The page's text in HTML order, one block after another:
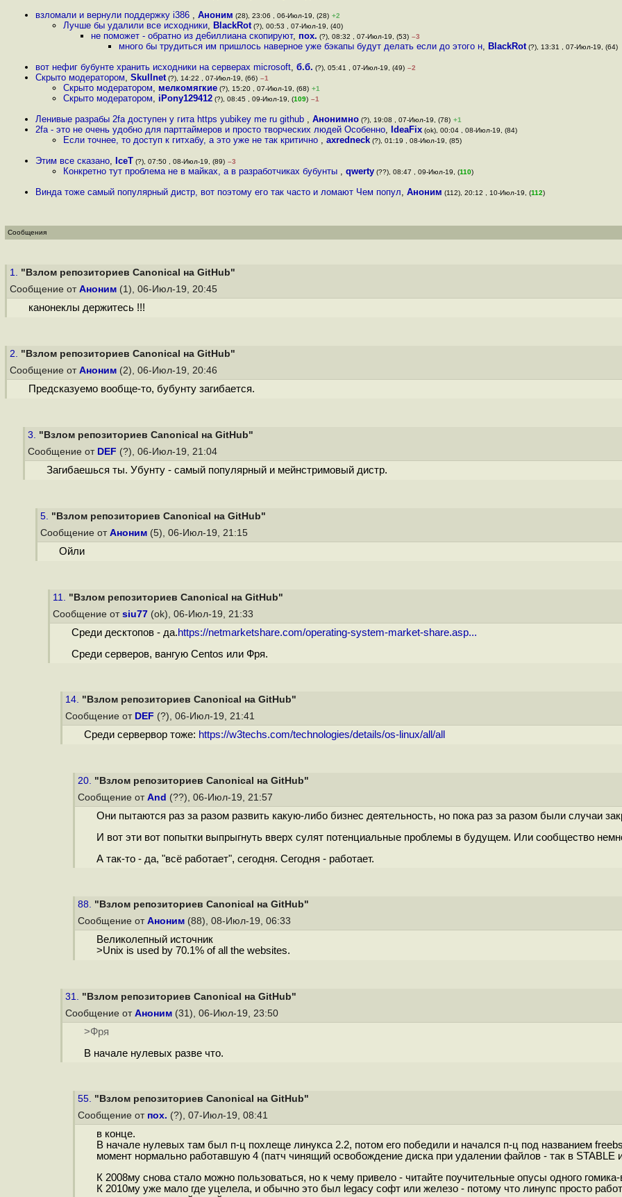
взломали и вернули поддержку i386 , Аноним (28), 23:06 , 06-Июл-19, (28) +2
Лучше бы удалили все исходники, BlackRot (?), 00:53 , 07-Июл-19, (40)
не поможет - обратно из де6иллиана скопируют, пох. (?), 08:32 , 07-Июл-19, (53) –3
много бы трудиться им пришлось наверное уже бэкапы будут делать если до этого н, BlackRot (?), 13:31 , 07-Июл-19, (64)
вот нефиг бубунте хранить исходники на серверах microsoft, б.б. (?), 05:41 , 07-Июл-19, (49) –2
Скрыто модератором, Skullnet (?), 14:22 , 07-Июл-19, (66) –1
Скрыто модератором, мелкомягкие (?), 15:20 , 07-Июл-19, (68) +1
Скрыто модератором, iPony129412 (?), 08:45 , 09-Июл-19, (109) –1
Ленивые разрабы 2fa доступен у гита https yubikey me ru github , Анонимно (?), 19:08 , 07-Июл-19, (78) +1
2fa - это не очень удобно для парттаймеров и просто творческих людей Особенно, IdeaFix (ok), 00:04 , 08-Июл-19, (84)
Если точнее, то доступ к гитхабу, а это уже не так критично , axredneck (?), 01:19 , 08-Июл-19, (85)
Этим все сказано, IceT (?), 07:50 , 08-Июл-19, (89) –3
Конкретно тут проблема не в майках, а в разработчиках бубунты , qwerty (??), 08:47 , 09-Июл-19, (110)
Винда тоже самый популярный дистр, вот поэтому его так часто и ломают Чем попул, Аноним (112), 20:12 , 10-Июл-19, (112)
Сообщения
1. "Взлом репозиториев Canonical на GitHub"
Сообщение от Аноним (1), 06-Июл-19, 20:45
канонеклы держитесь !!!
2. "Взлом репозиториев Canonical на GitHub"
Сообщение от Аноним (2), 06-Июл-19, 20:46
Предсказуемо вообще-то, бубунту загибается.
3. "Взлом репозиториев Canonical на GitHub"
Сообщение от DEF (?), 06-Июл-19, 21:04
Загибаешься ты. Убунту - самый популярный и мейнстримовый дистр.
5. "Взлом репозиториев Canonical на GitHub"
Сообщение от Аноним (5), 06-Июл-19, 21:15
Ойли
11. "Взлом репозиториев Canonical на GitHub"
Сообщение от siu77 (ok), 06-Июл-19, 21:33
Среди десктопов - да.https://netmarketshare.com/operating-system-market-share.asp...
Среди серверов, вангую Centos или Фря.
14. "Взлом репозиториев Canonical на GitHub"
Сообщение от DEF (?), 06-Июл-19, 21:41
Среди сервервор тоже: https://w3techs.com/technologies/details/os-linux/all/all
20. "Взлом репозиториев Canonical на GitHub"
Сообщение от And (??), 06-Июл-19, 21:57
Они пытаются раз за разом развить какую-либо бизнес деятельность, но пока раз за разом были случаи
И вот эти вот попытки выпрыгнуть вверх сулят потенциальные проблемы в будущем. Или сообщество
А так-то - да, "всё работает", сегодня. Сегодня - работает.
88. "Взлом репозиториев Canonical на GitHub"
Сообщение от Аноним (88), 08-Июл-19, 06:33
Великолепный источник
>Unix is used by 70.1% of all the websites.
31. "Взлом репозиториев Canonical на GitHub"
Сообщение от Аноним (31), 06-Июл-19, 23:50
>Фря
В начале нулевых разве что.
55. "Взлом репозиториев Canonical на GitHub"
Сообщение от пох. (?), 07-Июл-19, 08:41
в конце.
В начале нулевых там был п-ц похлеще линукса 2.2, потом его победили и начался п-ц под названием
момент нормально работавшую 4 (патч чинящий освобождение диска при удалении файлов - так в STABLE
К 2008му снова стало можно пользоваться, но к чему привело - читайте поучительные опусы одного
К 2010му уже мало где уцелела, и обычно это был legacy софт или железо - потому что линyпс просто